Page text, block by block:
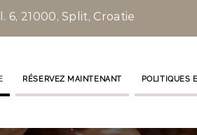
6, 21000, Split, Croatie
RÉSERVEZ MAINTENANT POLITIQUES